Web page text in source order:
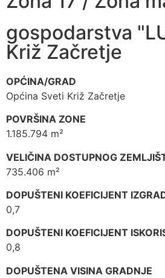
gospodarstva
Križ Začretje
OPĆINA/GRAD
Općina Sveti Križ Začretje
POVRŠINA ZONE
1.185.794 m²
VELIČINA DOSTUPNOG
735.406 m²
DOPUŠTENI KOEFICIJENT
0,7
DOPUŠTENI KOEFICIJENT
0,8
DOPUŠTENA VISINA GRADNJE